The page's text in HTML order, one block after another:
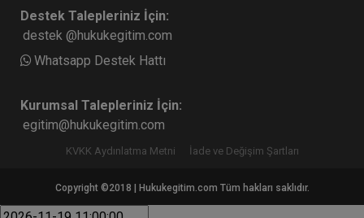
Destek Talepleriniz İçin:
destek @hukukegitim.com
Whatsapp Destek Hattı
Kurumsal Talepleriniz İçin:
egitim@hukukegitim.com
KVKK Aydınlatma Metni İade ve Değişim Şartları
Copyright ©2018 | Hukukegitim.com Tüm hakları saklıdır.